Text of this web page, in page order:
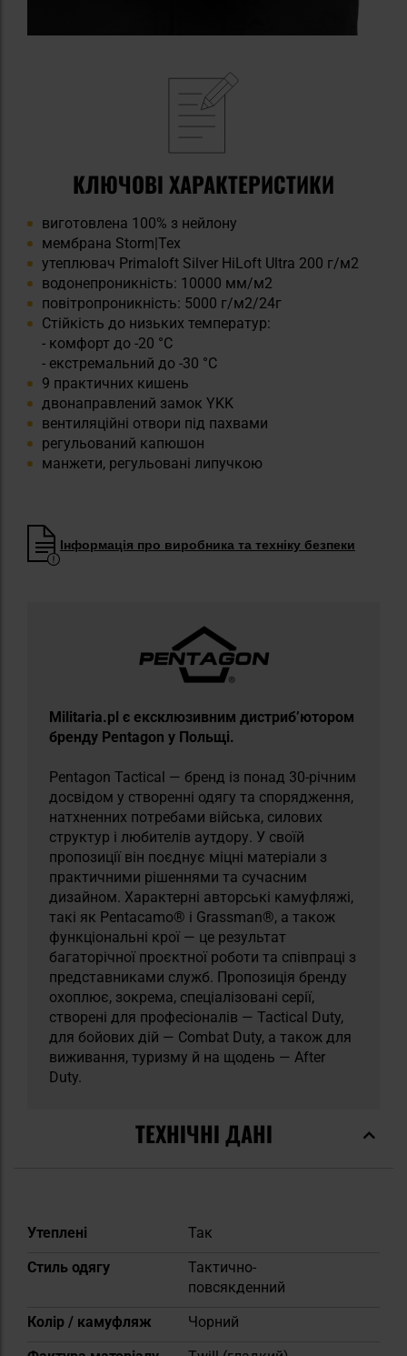
КЛЮЧОВІ ХАРАКТЕРИСТИКИ
виготовлена 100% з нейлону
мембрана Storm|Tex
утеплювач Primaloft Silver HiLoft Ultra 200 г/м2
водонепроникність: 10000 мм/м2
повітропроникність: 5000 г/м2/24г
Стійкість до низьких температур:
- комфорт до -20 °C
- екстремальний до -30 °C
9 практичних кишень
двонаправлений замок YKK
вентиляційні отвори під пахвами
регульований капюшон
манжети, регульовані липучкою
Інформація про виробника та техніку безпеки
Militaria.pl є ексклюзивним дистриб’ютором
бренду Pentagon у Польщі.
Pentagon Tactical — бренд із понад 30-річним
досвідом у створенні одягу та спорядження,
натхненних потребами війська, силових
структур і любителів аутдору. У своїй
пропозиції він поєднує міцні матеріали з
практичними рішеннями та сучасним
дизайном. Характерні авторські камуфляжі,
такі як Pentacamo® і Grassman®, а також
функціональні крої — це результат
багаторічної проєктної роботи та співпраці з
представниками служб. Пропозиція бренду
охоплює, зокрема, спеціалізовані серії,
створені для професіоналів — Tactical Duty,
для бойових дій — Combat Duty, а також для
виживання, туризму й на щодень — After
Duty.
ТЕХНІЧНІ ДАНІ
Докладніше
Утеплені
Так
Стиль одягу
Тактично-
повсякденний
Колір / камуфляж
Чорний